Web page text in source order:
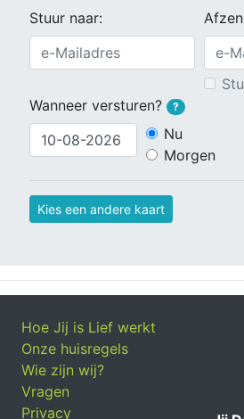
Stuur naar:
Wanneer versturen?
?
Nu
Morgen
Kies een andere kaart
Hoe Jij is Lief werkt
Onze huisregels
Wie zijn wij?
Vragen
Privacy